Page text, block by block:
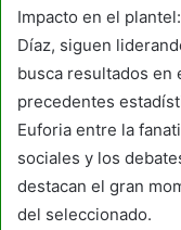
Impacto en el
Díaz, siguen
busca resultados en
precedentes
Euforia entre la
sociales y los
destacan el gran
del seleccionado.